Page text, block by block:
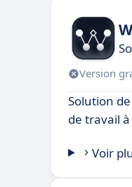
Version
Solution
de travail
Voir